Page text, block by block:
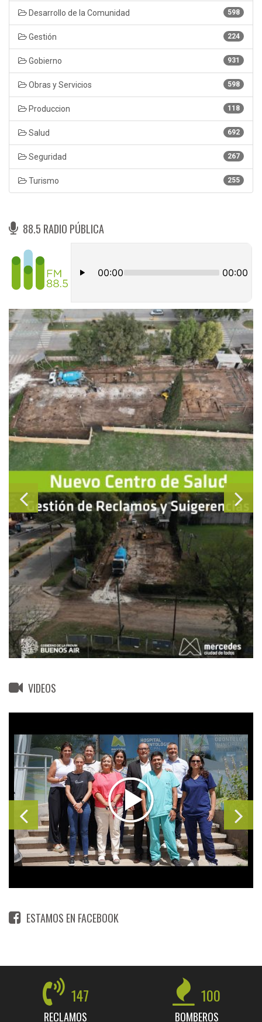
598
Desarrollo de la Comunidad
224
Gestión
931
Gobierno
598
Obras y Servicios
118
Produccion
692
Salud
267
Seguridad
255
Turismo
88.5 RADIO PÚBLICA
VIDEOS
ESTAMOS EN FACEBOOK
147
RECLAMOS
100
BOMBEROS